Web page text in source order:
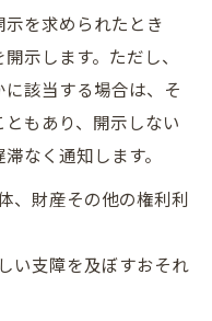
を求められたとき
示します。ただし、
該当する場合は、そ
もあり、開示しない
なく通知します。
、財産その他の権利利
い支障を及ぼすおそれ